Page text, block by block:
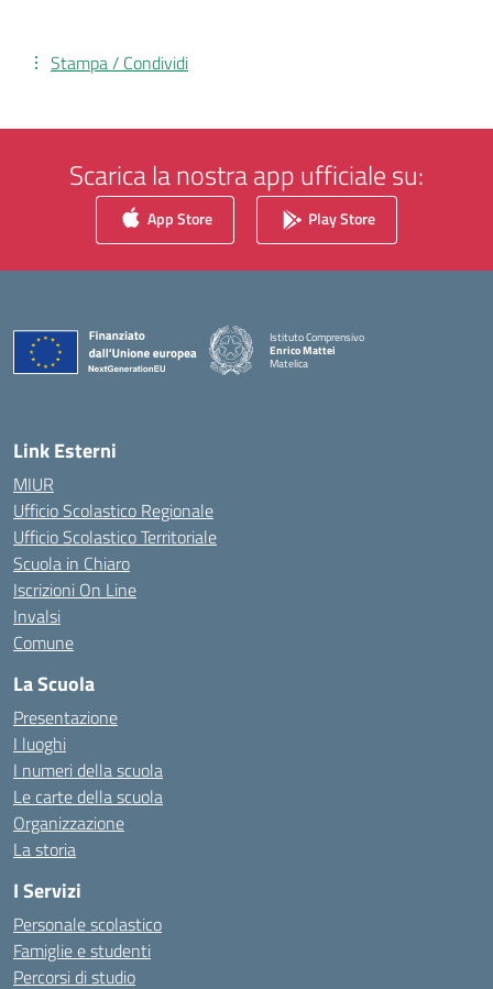
Stampa / Condividi
Scarica la nostra app ufficiale su:
App Store Play Store
Istituto Comprensivo
Enrico Mattei
Matelica
Link Esterni
MIUR
Ufficio Scolastico Regionale
Ufficio Scolastico Territoriale
Scuola in Chiaro
Iscrizioni On Line
Invalsi
Comune
La Scuola
Presentazione
I luoghi
I numeri della scuola
Le carte della scuola
Organizzazione
La storia
I Servizi
Personale scolastico
Famiglie e studenti
Percorsi di studio